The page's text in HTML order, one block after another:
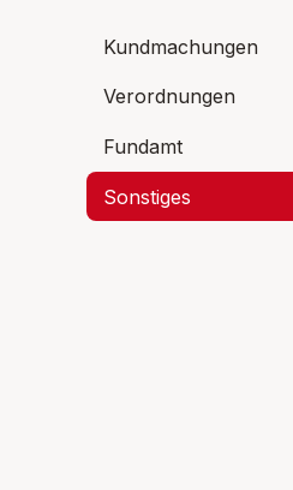
Kundmachungen
Verordnungen
Fundamt
Sonstiges